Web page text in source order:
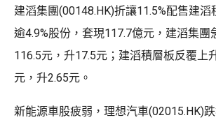
建滔集團(00148.HK)折讓11.5%配售建滔
逾4.9%股份，套現117.7億元，建滔集團
116.5元，升17.5元；建滔積層板反覆上
元，升2.65元。
新能源車股疲弱，理想汽車(02015.HK)